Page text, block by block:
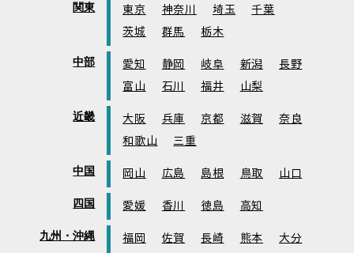
関東 東京 神奈川 埼玉
千葉
茨城
群馬 栃木
中部 愛知 静岡 岐阜 新潟
長野
富山
石川 福井 山梨
近畿 大阪 兵庫 京都 滋賀
奈良
和歌山
三重
中国 岡山 広島 島根 鳥取 山口
四国 愛媛 香川 徳島 高知
九州・沖縄 福岡 佐賀 長崎 熊本
大分